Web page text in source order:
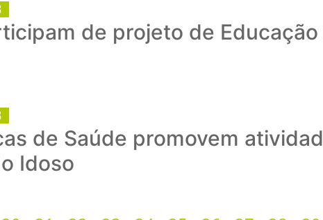
de projeto de Educação
de Saúde promovem
Idoso